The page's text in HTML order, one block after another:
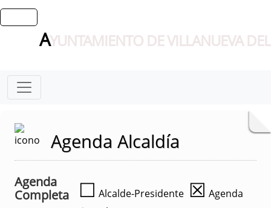
AYUNTAMIENTO DE VILLANUEVA
Agenda Alcaldía
Agenda
Completa
☐ Alcalde-Presidente ☒ Agenda